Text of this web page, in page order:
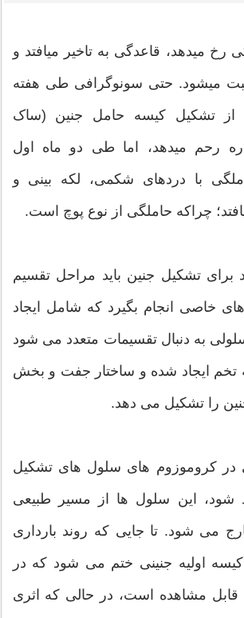
رخ میدهد، قاعدگی به تاخیر میافتد و
میشود. حتی سونوگرافی طی هفته
از تشکیل کیسه حامل جنین (ساک
رحم میدهد، اما طی دو ماه اول
با دردهای شکمی، لکه بینی و
چراکه حاملگی از نوع پوچ است.
برای تشکیل جنین باید مراحل تقسیم
خاصی انجام بگیرد که شامل ایجاد
مجموعه 58 سلولی به دنبال تقسیمات متعدد می شود
تخم ایجاد شده و ساختار جفت و بخش
را تشکیل می دهد.
در کروموزوم های سلول های تشکیل
شود، این سلول ها از مسیر طبیعی
می شود. تا جایی که روند بارداری
اولیه جنینی ختم می شود که در
قابل مشاهده است، در حالی که اثری